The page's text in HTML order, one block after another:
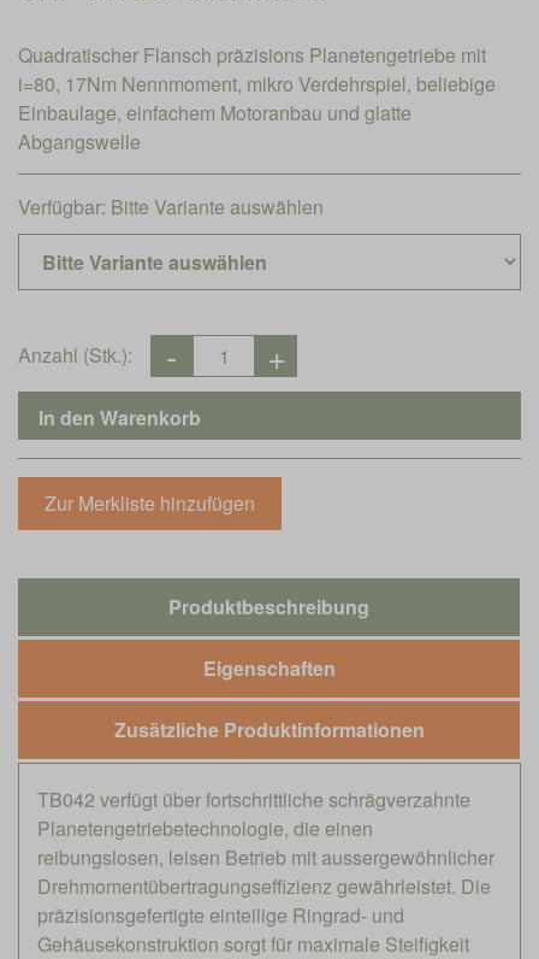
Quadratischer Flansch präzisions Planetengetriebe mit
i=80, 17Nm Nennmoment, mikro Verdehrspiel, beliebige
Einbaulage, einfachem Motoranbau und glatte
Abgangswelle
Verfügbar: Bitte Variante auswählen
Anzahl (Stk.):
Produktbeschreibung
Eigenschaften
Zusätzliche Produktinformationen
TB042 verfügt über fortschrittliche schrägverzahnte
Planetengetriebetechnologie, die einen
reibungslosen, leisen Betrieb mit aussergewöhnlicher
Drehmomentübertragungseffizienz gewährleistet. Die
präzisionsgefertigte einteilige Ringrad- und
Gehäusekonstruktion sorgt für maximale Steifigkeit